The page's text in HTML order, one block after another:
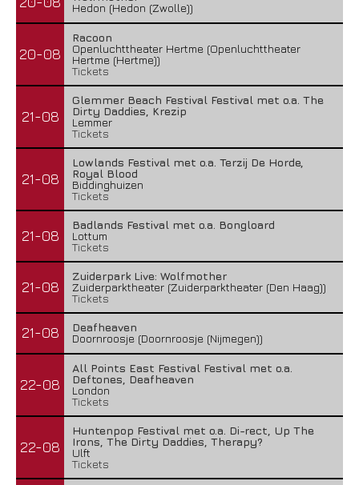
Hedon (Hedon (Zwolle))
20-08
Racoon
Openluchttheater Hertme (Openluchttheater
Hertme (Hertme))
Tickets
21-08
Glemmer Beach Festival Festival met o.a. The
Dirty Daddies, Krezip
Lemmer
Tickets
21-08
Lowlands Festival met o.a. Terzij De Horde,
Royal Blood
Biddinghuizen
Tickets
21-08
Badlands Festival met o.a. Bongloard
Lottum
Tickets
21-08
Zuiderpark Live: Wolfmother
Zuiderparktheater (Zuiderparktheater (Den Haag))
Tickets
21-08
Deafheaven
Doornroosje (Doornroosje (Nijmegen))
22-08
All Points East Festival Festival met o.a.
Deftones, Deafheaven
London
Tickets
22-08
Huntenpop Festival met o.a. Di-rect, Up The
Irons, The Dirty Daddies, Therapy?
Ulft
Tickets